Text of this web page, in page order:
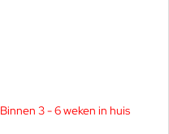
Binnen 3 - 6 weken in huis